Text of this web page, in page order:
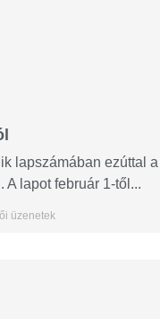
lapszámában ezúttal
A lapot február 1-től...
üzenetek